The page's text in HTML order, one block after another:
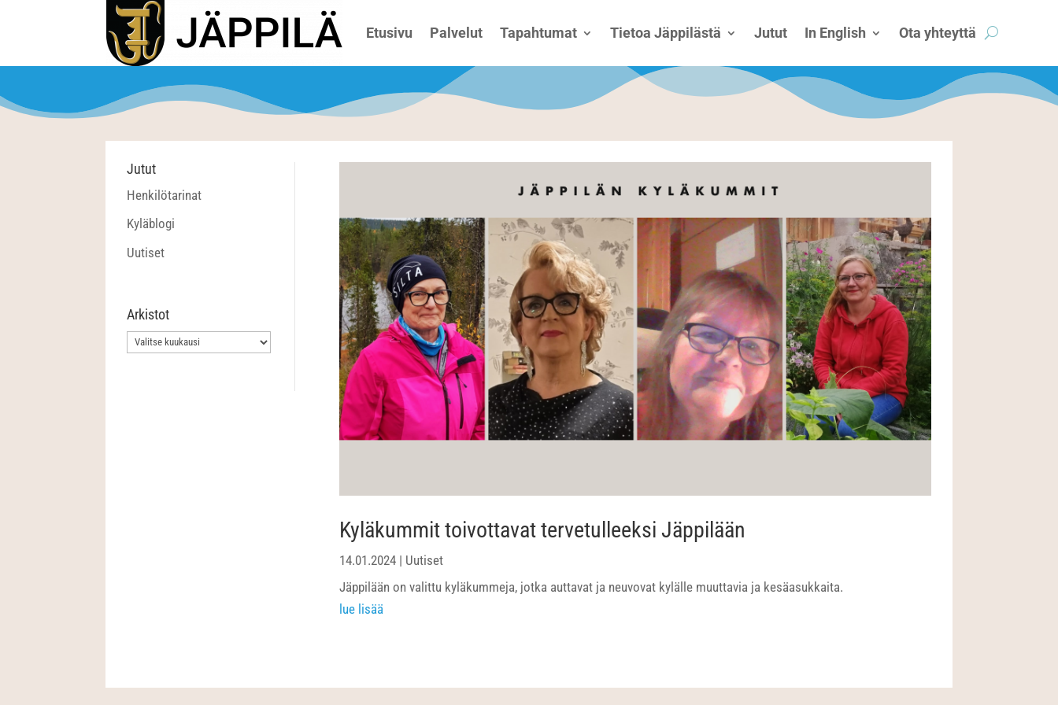
Etusivu Palvelut Tapahtumat Tietoa Jäppilästä Jutut In English Ota yhteyttä
Jutut
Henkilötarinat
Kyläblogi
Uutiset
Arkistot
Arkistot
Kyläkummit toivottavat tervetulleeksi Jäppilään
14.01.2024| Uutiset
Jäppilään on valittu kyläkummeja, jotka auttavat ja neuvovat kylälle muuttavia ja kesäasukkaita.
lue lisää